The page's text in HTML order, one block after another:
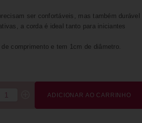
ser confortáveis, mas também durável
a corda é ideal tanto para iniciantes
comprimento e tem 1cm de diâmetro.
ADICIONAR AO CARRINHO